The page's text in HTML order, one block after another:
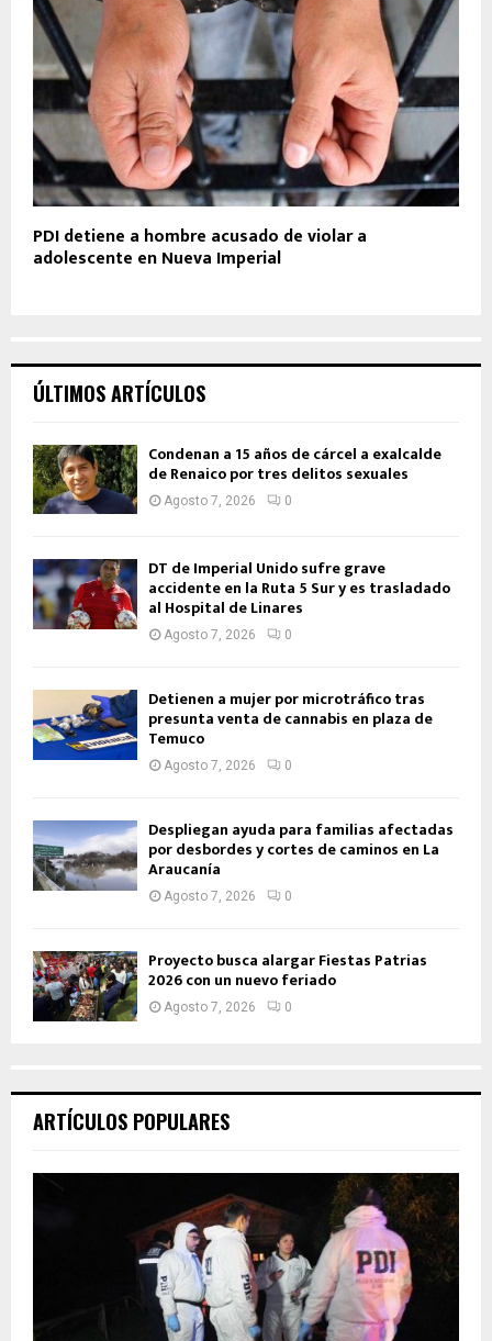
PDI detiene a hombre acusado de violar a
adolescente en Nueva Imperial
ÚLTIMOS ARTÍCULOS
Condenan a 15 años de cárcel a exalcalde
de Renaico por tres delitos sexuales
Agosto 7, 2026 0
DT de Imperial Unido sufre grave
accidente en la Ruta 5 Sur y es trasladado
al Hospital de Linares
Agosto 7, 2026 0
Detienen a mujer por microtráfico tras
presunta venta de cannabis en plaza de
Temuco
Agosto 7, 2026 0
Despliegan ayuda para familias afectadas
por desbordes y cortes de caminos en La
Araucanía
Agosto 7, 2026 0
Proyecto busca alargar Fiestas Patrias
2026 con un nuevo feriado
Agosto 7, 2026 0
ARTÍCULOS POPULARES